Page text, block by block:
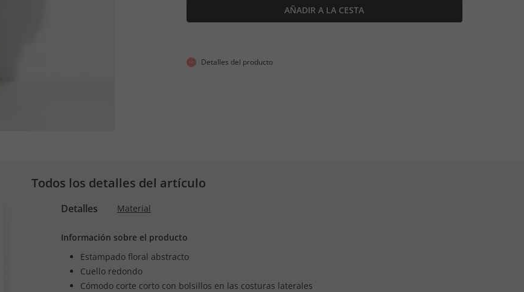
AÑADIR A LA CESTA
Detalles del producto
Todos los detalles del artículo
Detalles Material
Información sobre el producto
Estampado floral abstracto
Cuello redondo
Cómodo corte corto con bolsillos en las costuras laterales